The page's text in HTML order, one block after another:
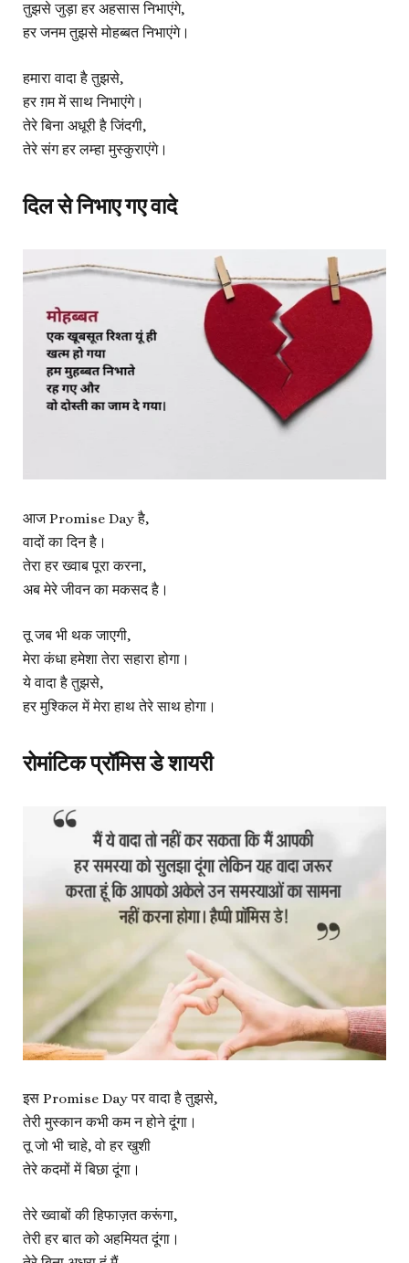
तुझसे जुड़ा हर अहसास निभाएंगे,
हर जनम तुझसे मोहब्बत निभाएंगे।
हमारा वादा है तुझसे,
हर ग़म में साथ निभाएंगे।
तेरे बिना अधूरी है जिंदगी,
तेरे संग हर लम्हा मुस्कुराएंगे।
दिल से निभाए गए वादे
आज Promise Day है,
वादों का दिन है।
तेरा हर ख्वाब पूरा करना,
अब मेरे जीवन का मकसद है।
तू जब भी थक जाएगी,
मेरा कंधा हमेशा तेरा सहारा होगा।
ये वादा है तुझसे,
हर मुश्किल में मेरा हाथ तेरे साथ होगा।
रोमांटिक प्रॉमिस डे शायरी
इस Promise Day पर वादा है तुझसे,
तेरी मुस्कान कभी कम न होने दूंगा।
तू जो भी चाहे, वो हर खुशी
तेरे कदमों में बिछा दूंगा।
तेरे ख्वाबों की हिफाज़त करूंगा,
तेरी हर बात को अहमियत दूंगा।